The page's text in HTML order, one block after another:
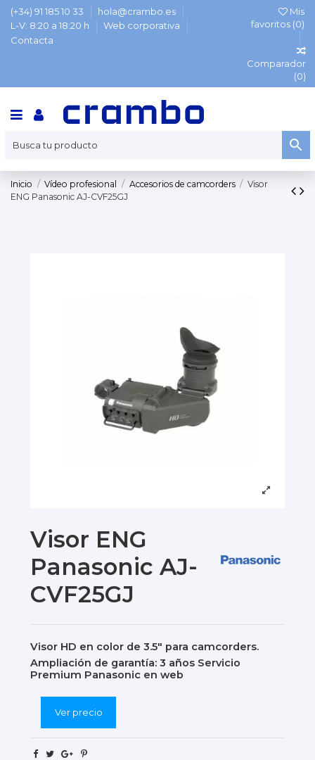
(+34) 91 185 10 33
hola@crambo.es
L-V: 8:20 a 18:20 h
Web corporativa
Contacta
Mis
favoritos (0)
Comparador
(0)
Inicio Vídeo profesional Accesorios de camcorders
Visor
ENG Panasonic AJ-CVF25GJ
Visor ENG
Panasonic AJ-
CVF25GJ
Visor HD en color de 3.5" para camcorders.
Ampliación de garantía: 3 años Servicio
Premium Panasonic en web
Ver precio